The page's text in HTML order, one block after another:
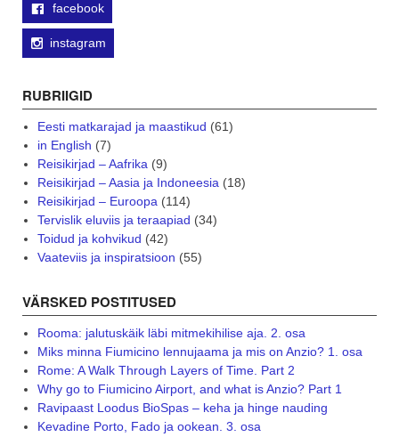
facebook
instagram
RUBRIIGID
Eesti matkarajad ja maastikud (61)
in English (7)
Reisikirjad – Aafrika(9)
Reisikirjad – Aasia ja Indoneesia(18)
Reisikirjad – Euroopa(114)
Tervislik eluviis ja teraapiad (34)
Toidud ja kohvikud (42)
Vaateviis ja inspiratsioon (55)
VÄRSKED POSTITUSED
Rooma: jalutuskäik läbi mitmekihilise aja. 2. osa
Miks minna Fiumicino lennujaama ja mis on Anzio? 1. osa
Rome: A Walk Through Layers of Time. Part 2
Why go to Fiumicino Airport, and what is Anzio? Part 1
Ravipaast Loodus BioSpas – keha ja hinge nauding
Kevadine Porto, Fado ja ookean. 3. osa